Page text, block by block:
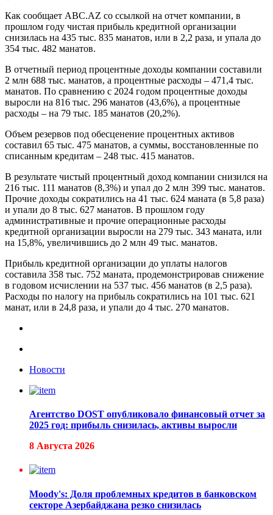
Как сообщает ABC.AZ со ссылкой на отчет компании, в
прошлом году чистая прибыль кредитной организации
снизилась на 435 тыс. 835 манатов, или в 2,2 раза, и упала до
354 тыс. 482 манатов.
В отчетный период процентные доходы компании составили
2 млн 688 тыс. манатов, а процентные расходы – 471,4 тыс.
манатов. По сравнению с 2024 годом процентные доходы
выросли на 816 тыс. 296 манатов (43,6%), а процентные
расходы – на 79 тыс. 185 манатов (20,2%).
Объем резервов под обесценение процентных активов
составил 65 тыс. 475 манатов, а суммы, восстановленные по
списанным кредитам – 248 тыс. 415 манатов.
В результате чистый процентный доход компании снизился на
216 тыс. 111 манатов (8,3%) и упал до 2 млн 399 тыс. манатов.
Прочие доходы сократились на 41 тыс. 624 маната (в 5,8 раза)
и упали до 8 тыс. 627 манатов. В прошлом году
административные и прочие операционные расходы
кредитной организации выросли на 279 тыс. 343 маната, или
на 15,8%, увеличившись до 2 млн 49 тыс. манатов.
Прибыль кредитной организации до уплаты налогов
составила 358 тыс. 752 маната, продемонстрировав снижение
в годовом исчислении на 537 тыс. 456 манатов (в 2,5 раза).
Расходы по налогу на прибыль сократились на 101 тыс. 621
манат, или в 24,8 раза, и упали до 4 тыс. 270 манатов.
Новости
Агентство DOST опубликовало финансовый отчет за
2025 год: прибыль снизилась, активы выросли
8 Августа 2026
Moody's: Доля проблемных кредитов в банковском
секторе Азербайджана резко снизилась